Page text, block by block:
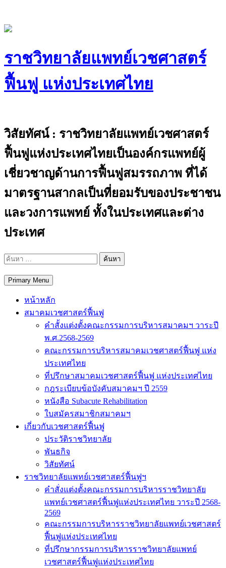
content
ราชวิทยาลัยแพทย์เวชศาสตร์
ฟื้นฟู แห่งประเทศไทย
วิสัยทัศน์ : ราชวิทยาลัยแพทย์เวชศาสตร์
ฟื้นฟูแห่งประเทศไทยเป็นองค์กรแพทย์ผู้
เชี่ยวชาญด้านการฟื้นฟูสมรรถภาพ ที่ได้
มาตรฐานสากลเป็นที่ยอมรับของประชาชน
และวงการแพทย์ ทั้งในประเทศและต่าง
ประเทศ
ค้นหา
Primary Menu
หน้าหลัก
สมาคมเวชศาสตร์ฟื้นฟู
คำสั้งแต่งตั้งคณะกรรมการบริหารสมาคมฯ วาระปี
พ.ศ.2568-2569
คณะกรรมการบริหารสมาคมเวชศาสตร์ฟื้นฟู แห่ง
ประเทศไทย
ที่ปรึกษาสมาคมเวชศาสตร์ฟื้นฟู แห่งประเทศไทย
กฎระเบียบข้อบังคับสมาคมฯ ปี 2559
หนังสือ Subacute Rehabilitation
ใบสมัครสมาชิกสมาคมฯ
เกี่ยวกับเวชศาสตร์ฟื้นฟู
ประวัติราชวิทยาลัย
พันธกิจ
วิสัยทัศน์
ราชวิทยาลัยแพทย์เวชศาสตร์ฟื้นฟูฯ
คำสั่งแต่งตั้งคณะกรรมการบริหารราชวิทยาลัย
แพทย์เวชศาสตร์ฟื้นฟูแห่งประเทศไทย วาระปี 2568-
2569
คณะกรรมการบริหารราชวิทยาลัยแพทย์เวชศาสตร์
ฟื้นฟูแห่งประเทศไทย
ที่ปรึกษากรรมการบริหารราชวิทยาลัยแพทย์
เวชศาสตร์ฟื้นฟูแห่งประเทศไทย